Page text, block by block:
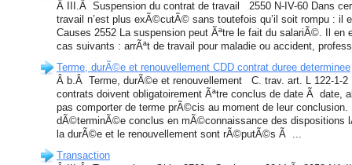
Â III.Â Suspension du contrat de travail 2550 N-IV-60 Dans
travail n’est plus exÃ©cutÃ© sans toutefois qu’il soit rompu :
Causes 2552 La suspension peut Ãªtre le fait du salariÃ©. Il en
cas suivants : arrÃªt de travail pour maladie ou accident,
Terme, durÃ©e et renouvellement CDD contrat duree determinee
Â b.Â Terme, durÃ©e et renouvellement C. trav. art. L 122-1-2
contrats doivent obligatoirement Ãªtre conclus de date Ã date,
pas comporter de terme prÃ©cis au moment de leur
dÃ©terminÃ©e conclus en mÃ©connaissance des dispositions
la durÃ©e et le renouvellement sont rÃ©putÃ©s Ã ...
Transaction